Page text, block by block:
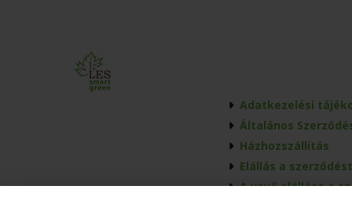
Adatkezelési
Általános
Házhozszállítás
Elállás a
A vevő elállása a